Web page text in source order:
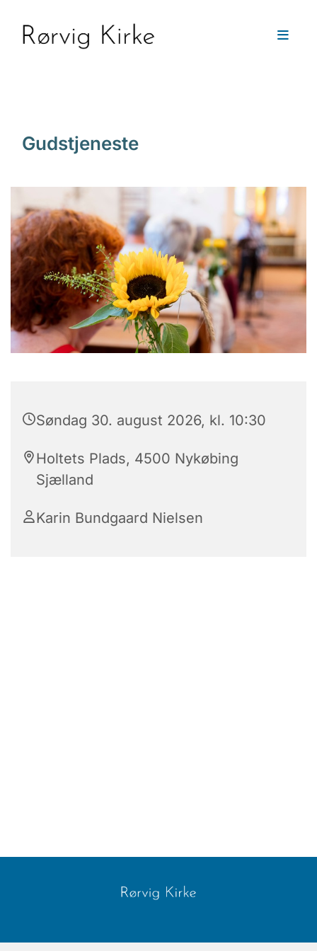
Gudstjeneste
Søndag 30. august 2026, kl. 10:30
Holtets Plads, 4500 Nykøbing
Sjælland
Karin Bundgaard Nielsen